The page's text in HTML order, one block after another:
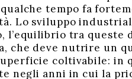
tempo fa
Lo sviluppo
l’equilibrio tra queste
che deve nutrire un
coltivabile: in
negli anni in cui la